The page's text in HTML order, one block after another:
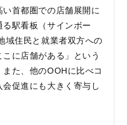
首都圏での店舗展開に
駅看板（サインボー
域住民と就業者双方への
に店舗がある」という
た、他のOOHに比べコ
促進にも大きく寄与し